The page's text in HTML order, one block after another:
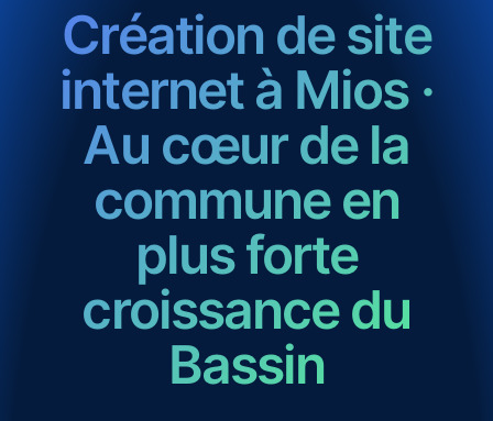
Création de site
internet à Mios ·
Au cœur de la
commune en
plus forte
croissance du
Bassin